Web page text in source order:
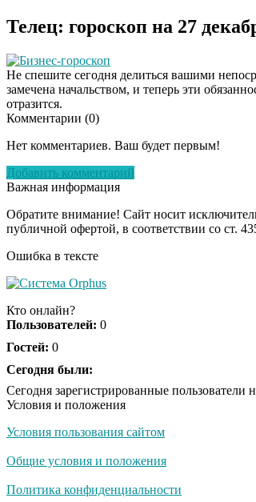
Телец: гороскоп на 27
Бизнес-гороскоп
Не спешите сегодня делиться вашими
замечена начальством, и теперь эти
отразится.
Комментарии (0)
Нет комментариев. Ваш будет первым!
Добавить комментарий
Важная информация
Обратите внимание! Сайт носит
публичной офертой, в соответствии со ст.
Ошибка в тексте
Кто онлайн?
Пользователей: 0
Гостей: 0
Сегодня были:
Сегодня зарегистрированные пользователи
Условия и положения
Условия пользования сайтом
Общие условия и положения
Политика конфиденциальности